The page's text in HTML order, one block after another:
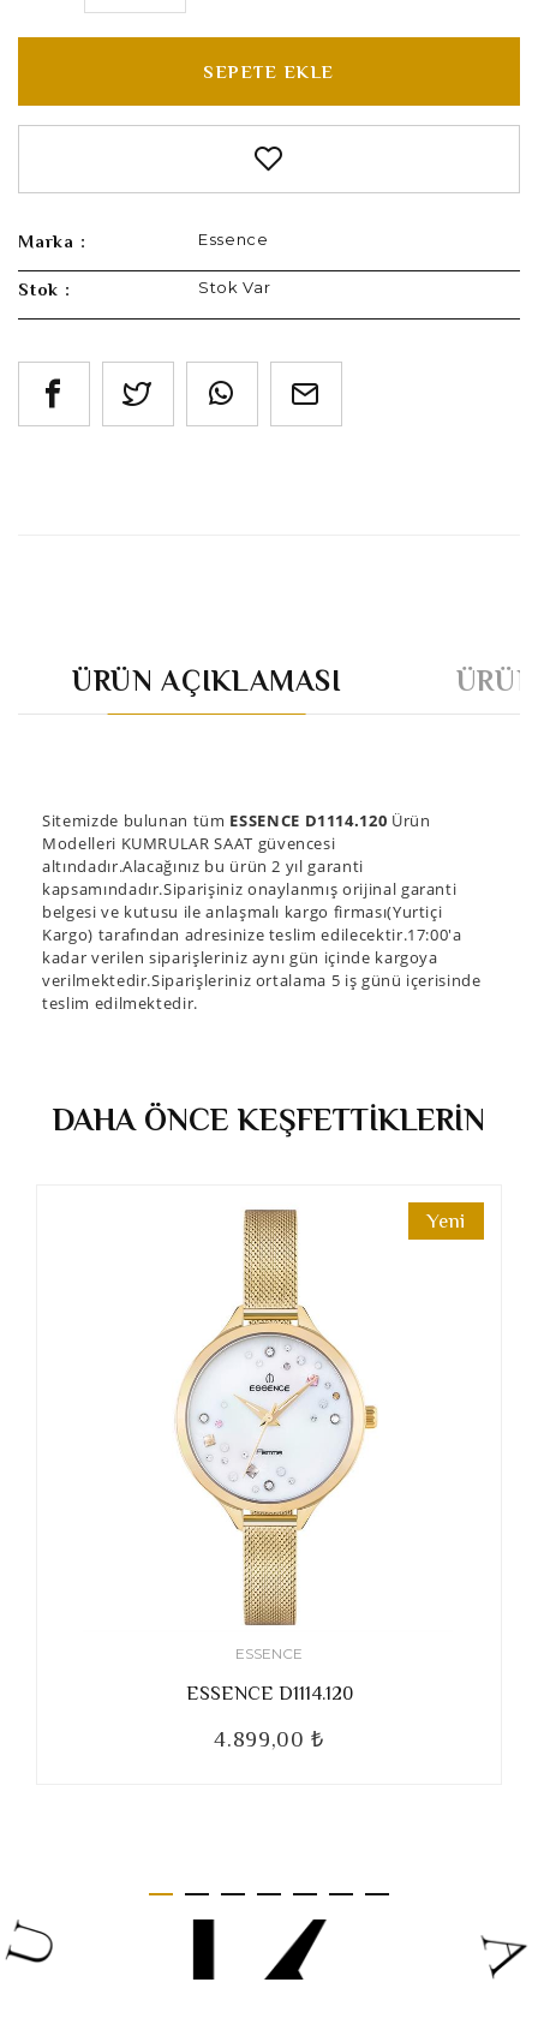
SEPETE EKLE
Marka : Essence
Stok : Stok Var
ÜRÜN AÇIKLAMASI
Sitemizde bulunan tüm ESSENCE D1114.120 Ürün
Modelleri KUMRULAR SAAT güvencesi
altındadır.Alacağınız bu ürün 2 yıl garanti
kapsamındadır.Siparişiniz onaylanmış orijinal garanti
belgesi ve kutusu ile anlaşmalı kargo firması(Yurtiçi
Kargo) tarafından adresinize teslim edilecektir.17:00'a
kadar verilen siparişleriniz aynı gün içinde kargoya
verilmektedir.Siparişleriniz ortalama 5 iş günü içerisinde
teslim edilmektedir.
DAHA ÖNCE KEŞFETTİKLERİN
Yeni
ESSENCE
ESSENCE D1114.120
4.899,00 ₺